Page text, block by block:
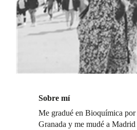
Sobre mí
Me gradué en Bioquímica
Granada y me mudé a